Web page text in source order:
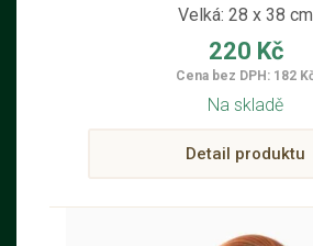
Velká: 28 x 38 cm
220 Kč
Cena bez DPH: 182
Na skladě
Detail produktu